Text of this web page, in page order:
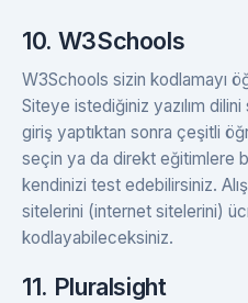
10. W3Schools
W3Schools sizin kodlamayı
Siteye istediğiniz yazılım dilini
giriş yaptıktan sonra çeşitli
seçin ya da direkt eğitimlere
kendinizi test edebilirsiniz.
sitelerini (internet sitelerini)
kodlayabileceksiniz.
11. Pluralsight